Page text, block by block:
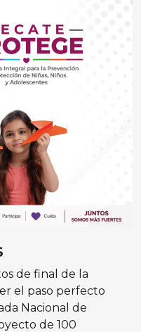
de final de la
el paso perfecto
Nacional de
de 100